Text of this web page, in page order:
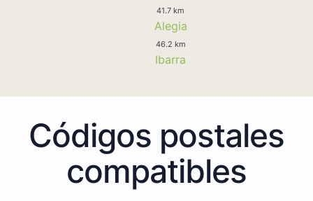
41.7 km
Alegia
46.2 km
Ibarra
Códigos postales
compatibles